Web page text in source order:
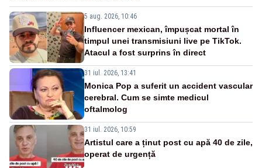
5 aug. 2026, 10:46
Influencer mexican, împușcat mortal în
timpul unei transmisiuni live pe TikTok.
Atacul a fost surprins în direct
31 iul. 2026, 13:41
Monica Pop a suferit un accident vascular
cerebral. Cum se simte medicul
oftalmolog
31 iul. 2026, 10:59
Artistul care a ținut post cu apă 40 de zile,
operat de urgență